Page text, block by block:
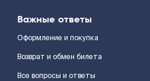
Важные ответы
Оформление и покупка
Возврат и обмен билета
Все вопросы и ответы